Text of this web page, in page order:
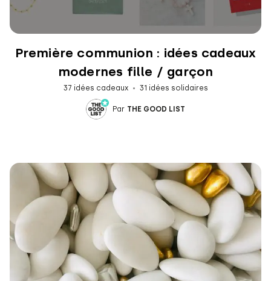
Première communion : idées cadeaux
modernes fille / garçon
37 idées cadeaux 31 idées solidaires
Par THE GOOD LIST